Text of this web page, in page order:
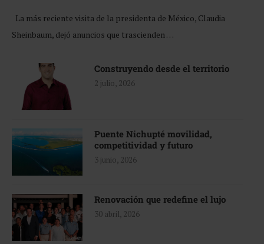
La más reciente visita de la presidenta de México, Claudia
Sheinbaum, dejó anuncios que trascienden …
Construyendo desde el territorio
2 julio, 2026
Puente Nichupté movilidad,
competitividad y futuro
3 junio, 2026
Renovación que redefine el lujo
30 abril, 2026